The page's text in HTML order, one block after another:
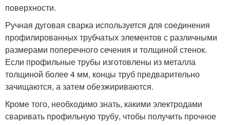
поверхности.
Ручная дуговая сварка используется для соединения
профилированных трубчатых элементов с различными
размерами поперечного сечения и толщиной стенок.
Если профильные трубы изготовлены из металла
толщиной более 4 мм, концы труб предварительно
зачищаются, а затем обезжириваются.
Кроме того, необходимо знать, какими электродами
сваривать профильную трубу, чтобы получить прочное